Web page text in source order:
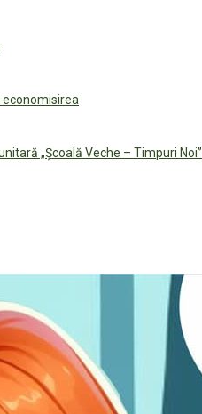
„Școală Veche – Timpuri Noi”